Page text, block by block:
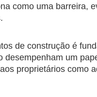
como uma barreira,
de construção é
desempenham um
proprietários como